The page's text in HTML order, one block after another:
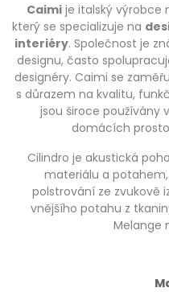
Caimije italský výrobce
který se specializuje na
interiéry. Společnost je
designu, často
designéry. Caimi se
s důrazem na kvalitu,
jsou široce používány
domácích
Cilindro je akustická
materiálu a
polstrování ze zvukově
vnějšího potahu z
Melange